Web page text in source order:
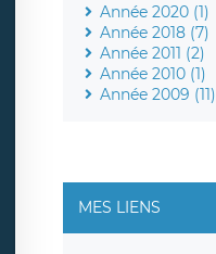
Année 2020 (1)
Année 2018 (7)
Année 2011 (2)
Année 2010 (1)
Année 2009 (11)
MES LIENS